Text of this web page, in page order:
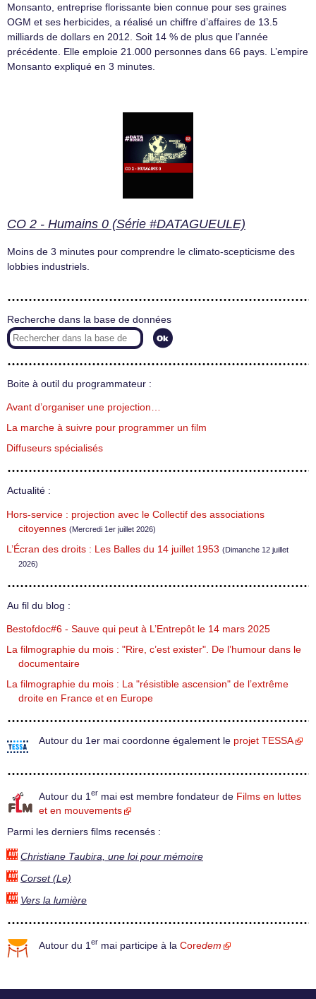
Monsanto, entreprise florissante bien connue pour ses graines
OGM et ses herbicides, a réalisé un chiffre d’affaires de 13.5
milliards de dollars en 2012. Soit 14 % de plus que l’année
précédente. Elle emploie 21.000 personnes dans 66 pays. L’empire
Monsanto expliqué en 3 minutes.
CO 2 - Humains 0 (Série #DATAGUEULE)
Moins de 3 minutes pour comprendre le climato-scepticisme des
lobbies industriels.
Recherche dans la base de données
Boite à outil du programmateur :
Avant d’organiser une projection…
La marche à suivre pour programmer un film
Diffuseurs spécialisés
Actualité :
Hors-service : projection avec le Collectif des associations
citoyennes (Mercredi 1er juillet 2026)
L’Écran des droits : Les Balles du 14 juillet 1953 (Dimanche 12 juillet
2026)
Au fil du blog :
Bestofdoc#6 - Sauve qui peut à L’Entrepôt le 14 mars 2025
La filmographie du mois : "Rire, c’est exister". De l’humour dans le
documentaire
La filmographie du mois : La "résistible ascension" de l’extrême
droite en France et en Europe
Autour du 1er mai coordonne également le projet TESSA
Autour du 1 er mai est membre fondateur de Films en luttes
et en mouvements
Parmi les derniers films recensés :
Christiane Taubira, une loi pour mémoire
Corset (Le)
Vers la lumière
Autour du 1 er mai participe à la Coredem